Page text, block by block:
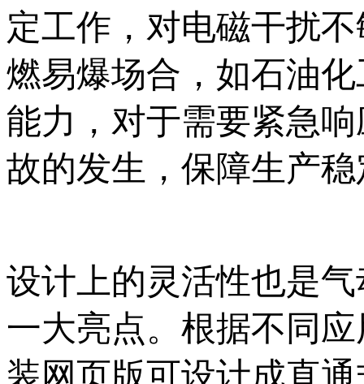
定工作，对电磁干扰不
燃易爆场合，如石油
能力，对于需要紧急
故的发生，保障生产稳定
设计上的灵活性也是
一大亮点。根据不同
装网页版可设计成直通式